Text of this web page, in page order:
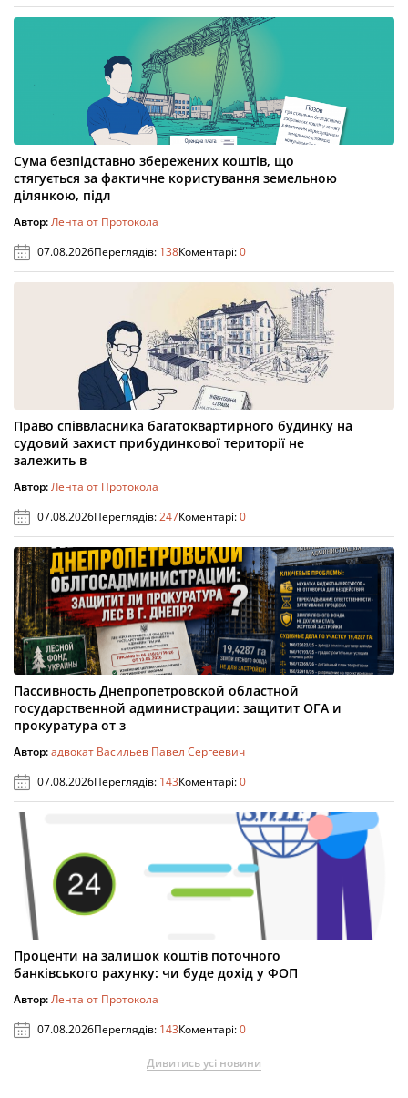
Сума безпідставно збережених коштів, що
стягується за фактичне користування земельною
ділянкою, підл
Автор:Лента от Протокола
07.08.2026Переглядів: 138Коментарі:0
Право співвласника багатоквартирного будинку на
судовий захист прибудинкової території не
залежить в
Автор:Лента от Протокола
07.08.2026Переглядів:247Коментарі:0
Пассивность Днепропетровской областной
государственной администрации: защитит ОГА и
прокуратура от з
Автор:адвокат Васильев Павел Сергеевич
07.08.2026Переглядів: 143Коментарі:0
Проценти на залишок коштів поточного
банківського рахунку: чи буде дохід у ФОП
Автор:Лента от Протокола
07.08.2026Переглядів: 143Коментарі:0
Дивитись усі новини